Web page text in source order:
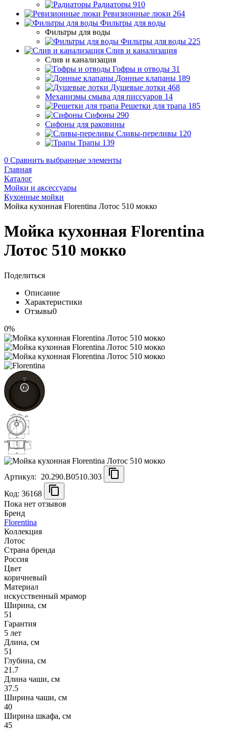
Радиаторы 910
Ревизионные люки 264
Фильтры для воды
Фильтры для воды
Фильтры для воды 225
Слив и канализация
Слив и канализация
Гофры и отводы 31
Донные клапаны 189
Душевые лотки 468
Механизмы смыва для писсуаров 14
Решетки для трапа 185
Сифоны 290
Сифоны для раковины
Сливы-переливы 120
Трапы 139
0 Сравнить выбранные элементы
Главная
Каталог
Мойки и аксессуары
Кухонные мойки
Мойка кухонная Florentina Лотос 510 мокко
Мойка кухонная Florentina
Лотос 510 мокко
Поделиться
Описание
Характеристики
Отзывы0
0%
Артикул:
20.290.B0510.303
Код: 36168
Пока нет отзывов
Бренд
Florentina
Коллекция
Лотос
Страна бренда
Россия
Цвет
коричневый
Материал
искусственный мрамор
Ширина, см
51
Гарантия
5 лет
Длина, см
51
Глубина, см
21.7
Длина чаши, см
37.5
Ширина чаши, см
40
Ширина шкафа, см
45